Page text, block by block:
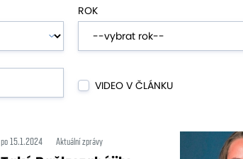
ROK
VIDEO V ČLÁNKU
po 15.1.2024 Aktuální zprávy